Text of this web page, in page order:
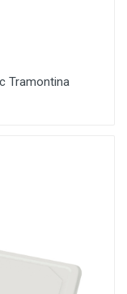
Tramontina